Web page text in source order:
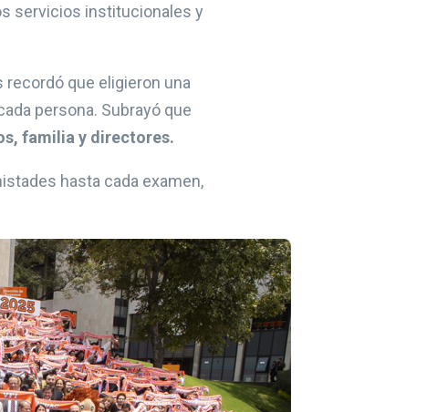
servicios institucionales y
recordó que eligieron una
persona. Subrayó que
familia y directores.
hasta cada examen,